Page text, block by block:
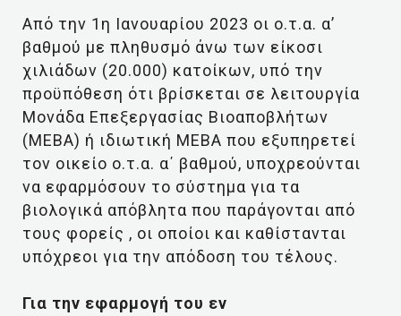
Από την 1η Ιανουαρίου 2023 οι ο.τ.α. α’
βαθμού με πληθυσμό άνω των είκοσι
χιλιάδων (20.000) κατοίκων, υπό την
προϋπόθεση ότι βρίσκεται σε λειτουργία
Μονάδα Επεξεργασίας Βιοαποβλήτων
(ΜΕΒΑ) ή ιδιωτική ΜΕΒΑ που εξυπηρετεί
τον οικείο ο.τ.α. α΄ βαθμού, υποχρεούνται
να εφαρμόσουν το σύστημα για τα
βιολογικά απόβλητα που παράγονται από
τους φορείς , οι οποίοι και καθίστανται
υπόχρεοι για την απόδοση του τέλους.
Για την εφαρμογή του εν